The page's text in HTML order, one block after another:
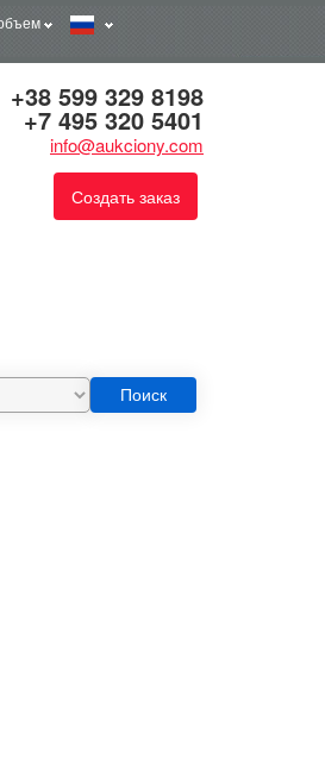
+38 599 329 8198
+7 495 320 5401
info@aukciony.com
Создать заказ
Поиск